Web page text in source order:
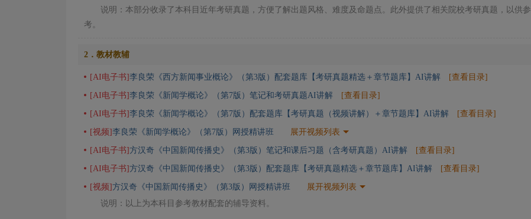
说明：本部分收录了本科目近年考研真题，方便了解出题风格、难度及命题点。此外提供了相关院校考研真题，以供参
考。
2．教材教辅
[AI电子书]李良荣《西方新闻事业概论》（第3版）配套题库【考研真题精选＋章节题库】AI讲解 [查看目录]
[AI电子书]李良荣《新闻学概论》（第7版）笔记和考研真题AI讲解 [查看目录]
[AI电子书]李良荣《新闻学概论》（第7版）配套题库【考研真题（视频讲解）＋章节题库】AI讲解 [查看目录]
[视频]李良荣《新闻学概论》（第7版）网授精讲班 展开视频列表
[AI电子书]方汉奇《中国新闻传播史》（第3版）笔记和课后习题（含考研真题）AI讲解 [查看目录]
[AI电子书]方汉奇《中国新闻传播史》（第3版）配套题库【考研真题精选＋章节题库】AI讲解 [查看目录]
[视频]方汉奇《中国新闻传播史》（第3版）网授精讲班
展开视频列表
说明：以上为本科目参考教材配套的辅导资料。